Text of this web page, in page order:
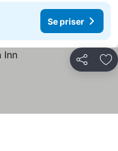
Se priser
Dela